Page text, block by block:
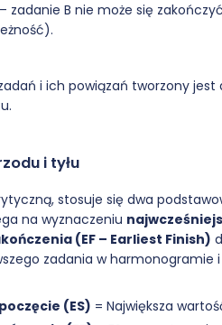
– zadanie B nie może się
i ich powiązań tworzony
i tyłu
stosuje się dwa
na wyznaczeniu
(EF – Earliest Finish)
zadania w harmonogramie
(ES) = Największa